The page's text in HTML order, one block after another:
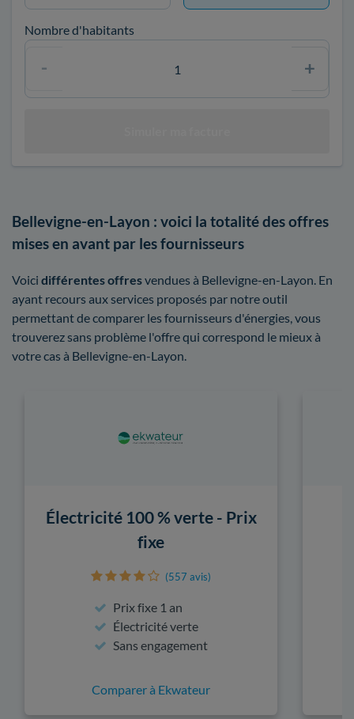
Nombre d'habitants
Bellevigne-en-Layon : voici la totalité des offres
mises en avant par les fournisseurs
Voici différentes offresvendues à Bellevigne-en-Layon. En
ayant recours aux services proposés par notre outil
permettant de comparer les fournisseurs d'énergies, vous
trouverez sans problème l'offre qui correspond le mieux à
votre cas à Bellevigne-en-Layon.
Électricité 100 % verte - Prix
fixe
(557 avis)
Prix fixe 1 an
Électricité verte
Sans engagement
Comparer à Ekwateur